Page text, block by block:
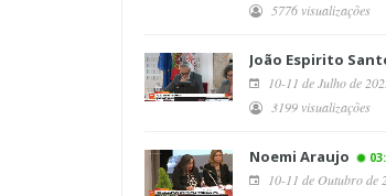
5776 visualizações
João Espirito
10-11 de Julho de
3199 visualizações
Noemi Araujo
10-11 de Outubro de